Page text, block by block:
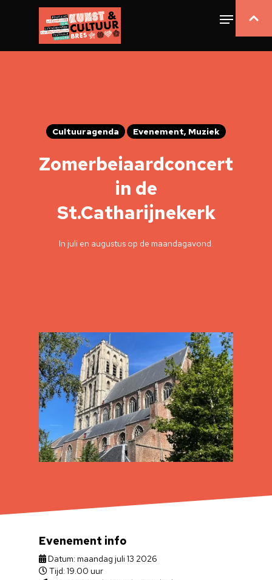
Cultuuragenda Evenement, Muziek
Zomerbeiaardconcert
in de
St.Catharijnekerk
In juli en augustus op de maandagavond.
Evenement info
Datum: maandag juli 13 2026
Tijd: 19.00 uur